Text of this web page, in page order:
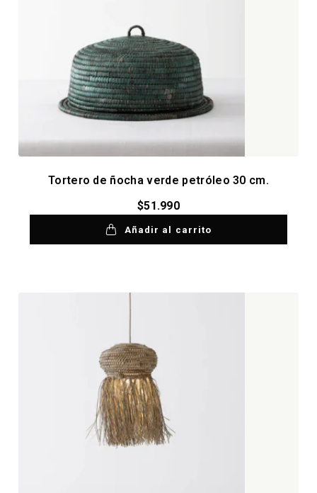
Tortero de ñocha verde petróleo 30 cm.
$51.990
Añadir al carrito